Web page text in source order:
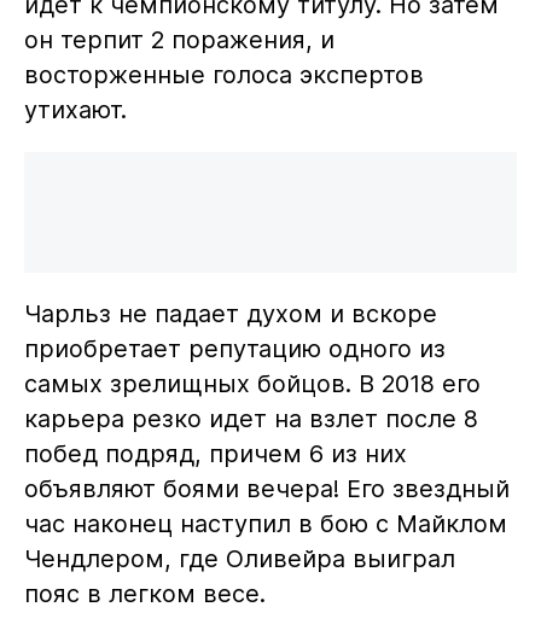
он терпит 2 поражения, и
восторженные голоса экспертов
утихают.
Чарльз не падает духом и вскоре
приобретает репутацию одного из
самых зрелищных бойцов. В 2018 его
карьера резко идет на взлет после 8
побед подряд, причем 6 из них
объявляют боями вечера! Его звездный
час наконец наступил в бою с Майклом
Чендлером, где Оливейра выиграл
пояс в легком весе.